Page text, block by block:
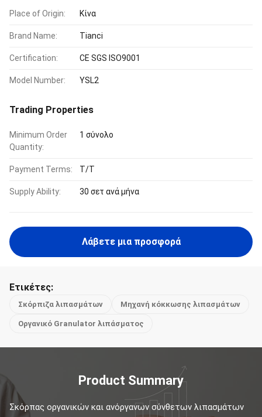
Place of Origin: Κίνα
Brand Name: Tianci
Certification: CE SGS ISO9001
Model Number: YSL2
Trading Properties
Minimum Order
Quantity:
1 σύνολο
Payment Terms: Τ/Τ
Supply Ability: 30 σετ ανά μήνα
Λάβετε μια προσφορά
Ετικέτες:
Σκόρπιζα λιπασμάτων Μηχανή κόκκωσης λιπασμάτων
Οργανικό Granulator λιπάσματος
Product Summary
Σκόρπας οργανικών και ανόργανων σύνθετων λιπασμάτων